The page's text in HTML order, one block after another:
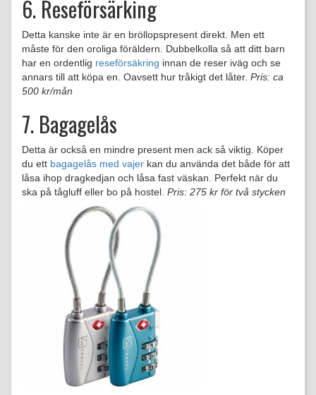
6. Reseförsärking
Detta kanske inte är en bröllopspresent direkt. Men ett
måste för den oroliga föräldern. Dubbelkolla så att ditt barn
har en ordentlig reseförsäkring innan de reser iväg och se
annars till att köpa en. Oavsett hur tråkigt det låter. Pris: ca
500 kr/mån
7. Bagagelås
Detta är också en mindre present men ack så viktig. Köper
du ett bagagelås med vajer kan du använda det både för att
låsa ihop dragkedjan och låsa fast väskan. Perfekt när du
ska på tågluff eller bo på hostel. Pris: 275 kr för två stycken